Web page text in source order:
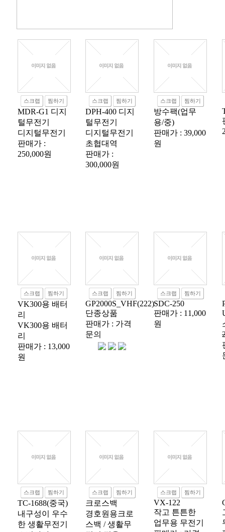
스크랩 찜하기
MDR-G1 디지
털무전기
디지털무전기
판매가 :
250,000원
스크랩 찜하기
DPH-400 디지
털무전기
디지털무전기
초협대역
판매가 :
300,000원
스크랩 찜하기
방수팩(업무
용/중)
판매가 : 39,000
원
스크랩 찜하기
VK300용 배터
리
VK300용 배터
리
판매가 : 13,000
원
스크랩 찜하기
GP2000S_VHF(222)
단종상품
판매가 : 가격
문의
스크랩 찜하기
SDC-250
판매가 : 11,000
원
스크랩 찜하기
TC-1688(중국)
내구성이 우수
한 생활무전기
스크랩 찜하기
크로스백
경호원용크로
스백 / 생활무
스크랩 찜하기
VX-122
작고 튼튼한
업무용 무전기